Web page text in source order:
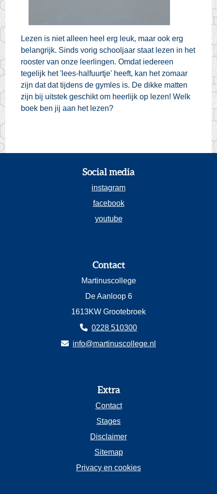
Lezen is niet alleen heel erg leuk, maar ook erg
belangrijk. Sinds vorig schooljaar staat lezen in het
rooster van onze leerlingen. Omdat iedereen
tegelijk het 'lees-halfuurtje' heeft, kan het zomaar
zijn dat dat tijdens de gymles is. De dikke matten
zijn bij uitstek geschikt om heerlijk op lezen! Welk
boek ben jij aan het lezen?
Social media
instagram
facebook
youtube
Contact
Martinuscollege
De Aanloop 6
1613KW Grootebroek
0228 510300
info@martinuscollege.nl
Extra
Contact
Stages
Disclaimer
Sitemap
Privacy en cookies